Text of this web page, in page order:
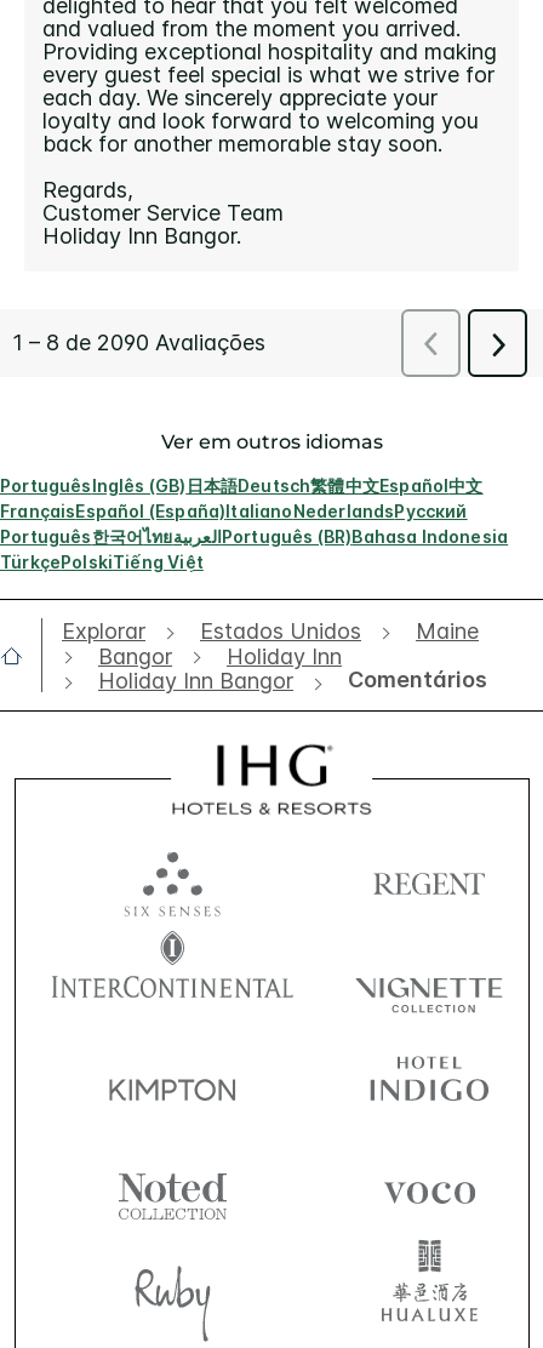
Ver em outros idiomas
PortuguêsInglês (GB) 日本語Deutsch繁體中文Español中文
FrançaisEspañol (España)ItalianoNederlandsРусский
Português한국어ไทยالعربيةPortuguês (BR)Bahasa Indonesia
TürkçePolskiTiếng Việt
Explorar Estados Unidos
Maine
Bangor
Holiday Inn
Holiday Inn Bangor
Comentários